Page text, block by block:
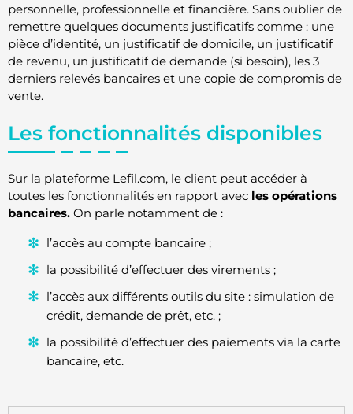
personnelle, professionnelle et financière. Sans oublier de
remettre quelques documents justificatifs comme : une
pièce d’identité, un justificatif de domicile, un justificatif
de revenu, un justificatif de demande (si besoin), les 3
derniers relevés bancaires et une copie de compromis de
vente.
Les fonctionnalités disponibles
Sur la plateforme Lefil.com, le client peut accéder à
toutes les fonctionnalités en rapport avec les opérations
bancaires. On parle notamment de :
l’accès au compte bancaire ;
la possibilité d’effectuer des virements ;
l’accès aux différents outils du site : simulation de
crédit, demande de prêt, etc. ;
la possibilité d’effectuer des paiements via la carte
bancaire, etc.